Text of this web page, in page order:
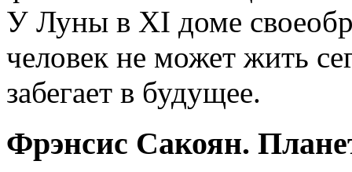
У Луны в XI доме
человек не может жить
забегает в будущее.
Фрэнсис Сакоян.